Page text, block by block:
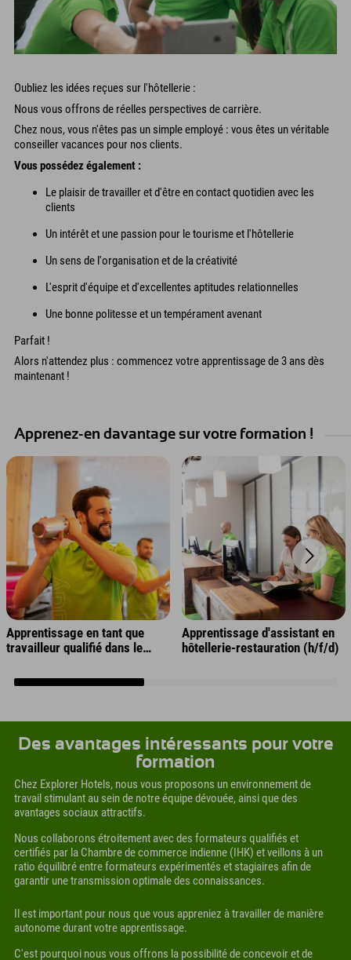
Oubliez les idées reçues sur l'hôtellerie :
Nous vous offrons de réelles perspectives de carrière.
Chez nous, vous n'êtes pas un simple employé : vous êtes un véritable
conseiller vacances pour nos clients.
Vous possédez également :
Le plaisir de travailler et d'être en contact quotidien avec les
clients
Un intérêt et une passion pour le tourisme et l'hôtellerie
Un sens de l'organisation et de la créativité
L'esprit d'équipe et d'excellentes aptitudes relationnelles
Une bonne politesse et un tempérament avenant
Parfait !
Alors n'attendez plus : commencez votre apprentissage de 3 ans dès
maintenant !
Apprenez-en davantage sur votre formation !
Apprentissage en tant que
travailleur qualifié dans le
Apprentissage d'assistant en
hôtellerie-restauration (h/f/d)
Des avantages intéressants pour votre
formation
Chez Explorer Hotels, nous vous proposons un environnement de
travail stimulant au sein de notre équipe dévouée, ainsi que des
avantages sociaux attractifs.
Nous collaborons étroitement avec des formateurs qualifiés et
certifiés par la Chambre de commerce indienne (IHK) et veillons à un
ratio équilibré entre formateurs expérimentés et stagiaires afin de
garantir une transmission optimale des connaissances.
Il est important pour nous que vous appreniez à travailler de manière
autonome durant votre apprentissage.
C'est pourquoi nous vous offrons la possibilité de concevoir et de